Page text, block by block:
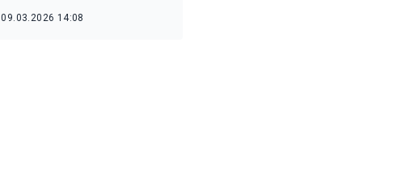
09.03.2026 14:08